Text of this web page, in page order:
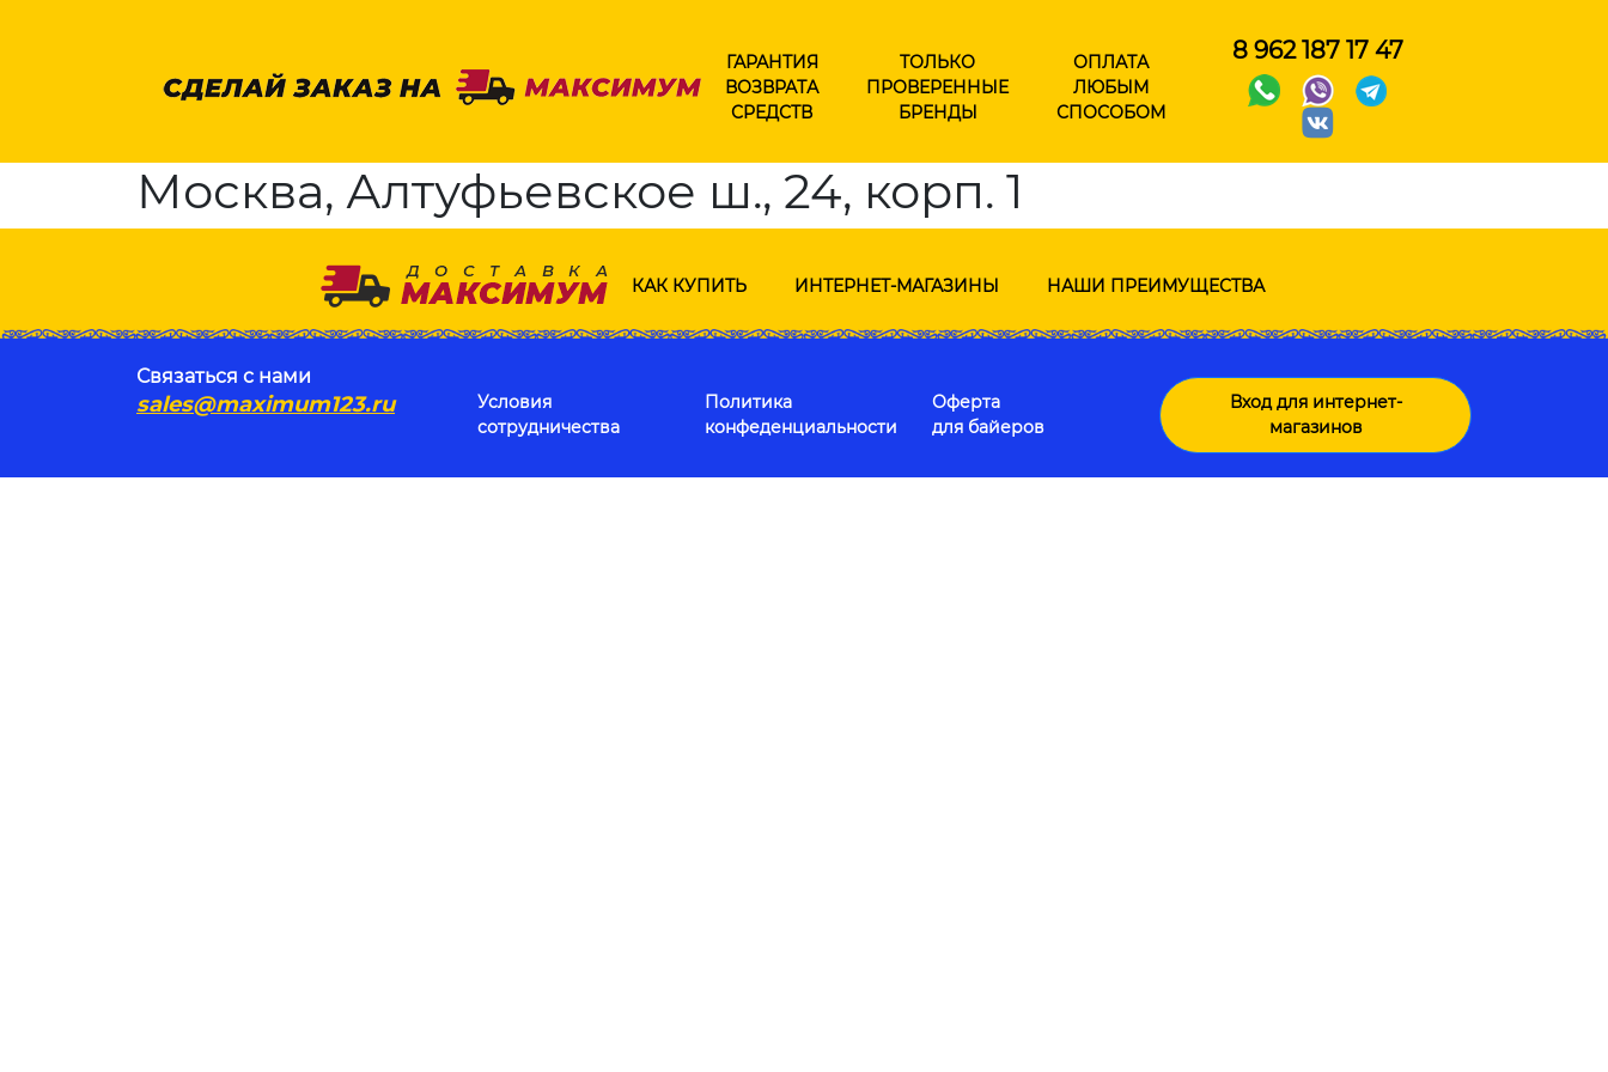
ГАРАНТИЯ
ВОЗВРАТА
СРЕДСТВ
ТОЛЬКО
ПРОВЕРЕННЫЕ
БРЕНДЫ
ОПЛАТА
ЛЮБЫМ
СПОСОБОМ
8 962 187 17 47
Москва, Алтуфьевское ш., 24, корп. 1
КАК КУПИТЬ ИНТЕРНЕТ-МАГАЗИНЫ НАШИ ПРЕИМУЩЕСТВА
Связаться с нами
sales@maximum123.ru
Условия
сотрудничества
Политика
конфеденциальности
Оферта
для байеров
Вход для интернет-
магазинов